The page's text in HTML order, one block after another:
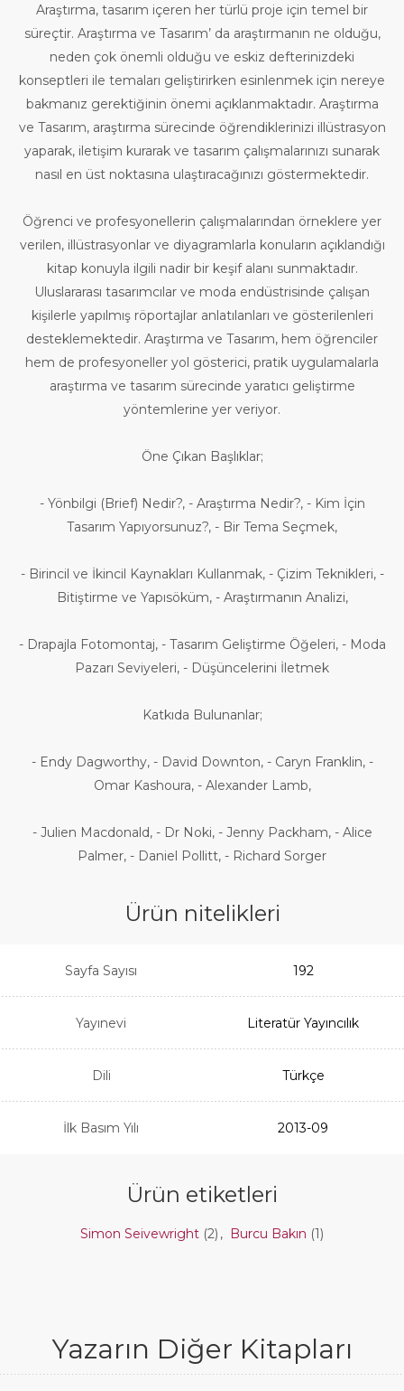
Araştırma, tasarım içeren her türlü proje için temel bir
süreçtir. Araştırma ve Tasarım’ da araştırmanın ne olduğu,
neden çok önemli olduğu ve eskiz defterinizdeki
konseptleri ile temaları geliştirirken esinlenmek için nereye
bakmanız gerektiğinin önemi açıklanmaktadır. Araştırma
ve Tasarım, araştırma sürecinde öğrendiklerinizi illüstrasyon
yaparak, iletişim kurarak ve tasarım çalışmalarınızı sunarak
nasıl en üst noktasına ulaştıracağınızı göstermektedir.
Öğrenci ve profesyonellerin çalışmalarından örneklere yer
verilen, illüstrasyonlar ve diyagramlarla konuların açıklandığı
kitap konuyla ilgili nadir bir keşif alanı sunmaktadır.
Uluslararası tasarımcılar ve moda endüstrisinde çalışan
kişilerle yapılmış röportajlar anlatılanları ve gösterilenleri
desteklemektedir. Araştırma ve Tasarım, hem öğrenciler
hem de profesyoneller yol gösterici, pratik uygulamalarla
araştırma ve tasarım sürecinde yaratıcı geliştirme
yöntemlerine yer veriyor.
Öne Çıkan Başlıklar;
- Yönbilgi (Brief) Nedir?, - Araştırma Nedir?, - Kim İçin
Tasarım Yapıyorsunuz?, - Bir Tema Seçmek,
- Birincil ve İkincil Kaynakları Kullanmak, - Çizim Teknikleri, -
Bitiştirme ve Yapısöküm, - Araştırmanın Analizi,
- Drapajla Fotomontaj, - Tasarım Geliştirme Öğeleri, - Moda
Pazarı Seviyeleri, - Düşüncelerini İletmek
Katkıda Bulunanlar;
- Endy Dagworthy, - David Downton, - Caryn Franklin, -
Omar Kashoura, - Alexander Lamb,
- Julien Macdonald, - Dr Noki, - Jenny Packham, - Alice
Palmer, - Daniel Pollitt, - Richard Sorger
Ürün nitelikleri
Sayfa Sayısı 192
Yayınevi Literatür Yayıncılık
Dili Türkçe
İlk Basım Yılı 2013-09
Ürün etiketleri
Simon Seivewright (2) , Burcu Bakın (1)
Yazarın Diğer Kitapları